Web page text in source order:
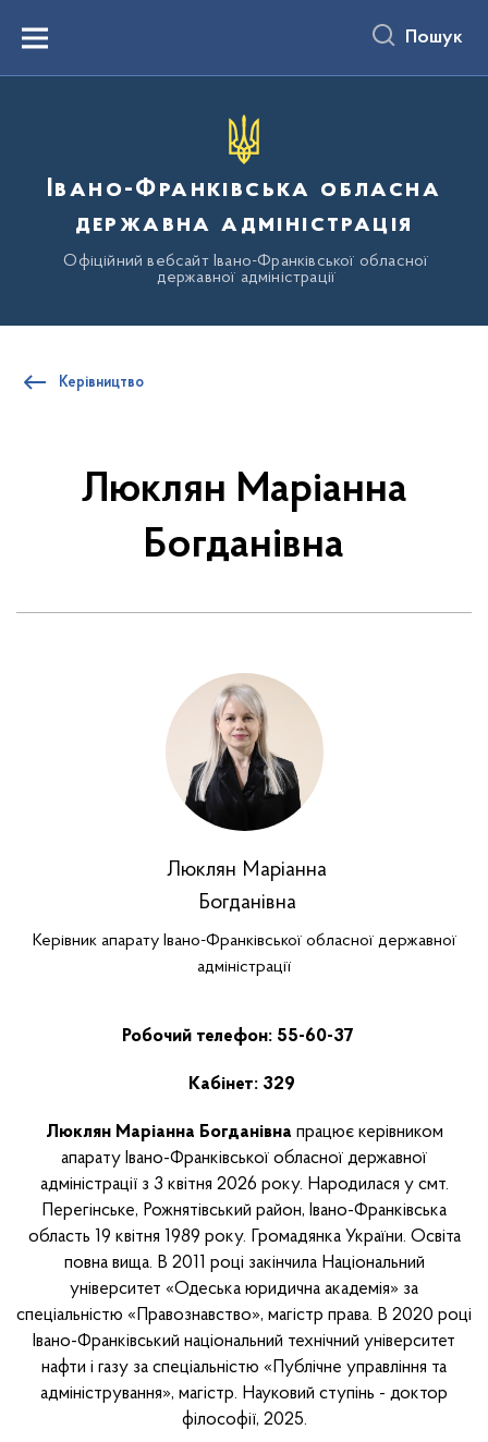
вмістуMenu Пошук
Івано-Франківська обласна
державна адміністрація
Офіційний вебсайт Івано-Франківської обласної
державної адміністрації
Керівництво
Люклян Маріанна
Богданівна
Люклян Маріанна
Богданівна
Керівник апарату Івано-Франківської обласної державної
адміністрації
Робочий телефон: 55-60-37
Кабінет: 329
ЛюклянМаріанна Богданівна працює керівником
апарату Івано-Франківської обласної державної
адміністрації з 3 квітня 2026 року. Народилася у смт.
Перегінське, Рожнятівський район, Івано-Франківська
область 19 квітня 1989 року. Громадянка України. Освіта
повна вища. В 2011 році закінчила Національний
університет «Одеська юридична академія» за
спеціальністю «Правознавство», магістр права. В 2020 році
Івано-Франківський національний технічний університет
нафти і газу за спеціальністю «Публічне управління та
адміністрування», магістр. Науковий ступінь - доктор
філософії, 2025.